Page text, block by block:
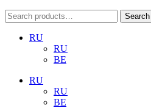
Search
for:
Search
RU
RU
BE
RU
RU
BE